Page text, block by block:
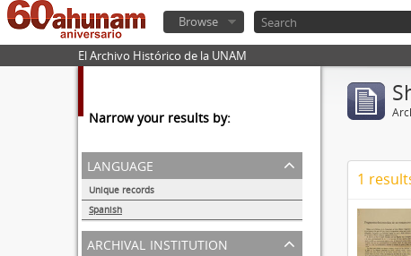
Browse
El Archivo Histórico de la UNAM
Narrow your results by:
language
Unique records
Spanish
1
archival institution
1